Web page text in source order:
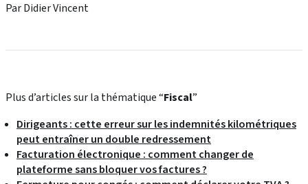
Par Didier Vincent
Plus d’articles sur la thématique “Fiscal”
Dirigeants : cette erreur sur les indemnités kilométriques
peut entraîner un double redressement
Facturation électronique : comment changer de
plateforme sans bloquer vos factures ?